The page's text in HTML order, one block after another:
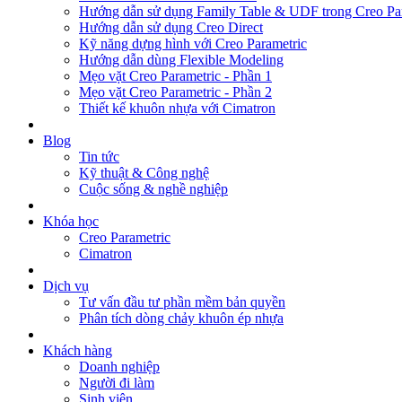
Hướng dẫn sử dụng Family Table & UDF trong Creo
Hướng dẫn sử dụng Creo Direct
Kỹ năng dựng hình với Creo Parametric
Hướng dẫn dùng Flexible Modeling
Mẹo vặt Creo Parametric - Phần 1
Mẹo vặt Creo Parametric - Phần 2
Thiết kế khuôn nhựa với Cimatron
Blog
Tin tức
Kỹ thuật & Công nghệ
Cuộc sống & nghề nghiệp
Khóa học
Creo Parametric
Cimatron
Dịch vụ
Tư vấn đầu tư phần mềm bản quyền
Phân tích dòng chảy khuôn ép nhựa
Khách hàng
Doanh nghiệp
Người đi làm
Sinh viên